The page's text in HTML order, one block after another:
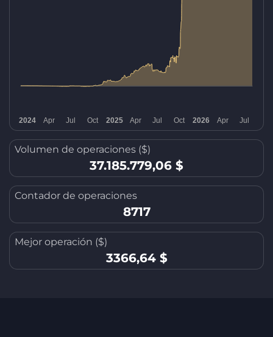
Volumen de operaciones ($)
37.185.779,06 $
Contador de operaciones
8717
Mejor operación ($)
3366,64 $